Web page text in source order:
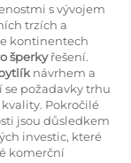
s vývojem
trzích a
kontinentech
šperkyřešení.
návrhem a
požadavky trhu
Pokročilé
jsou důsledkem
investic, které
komerční